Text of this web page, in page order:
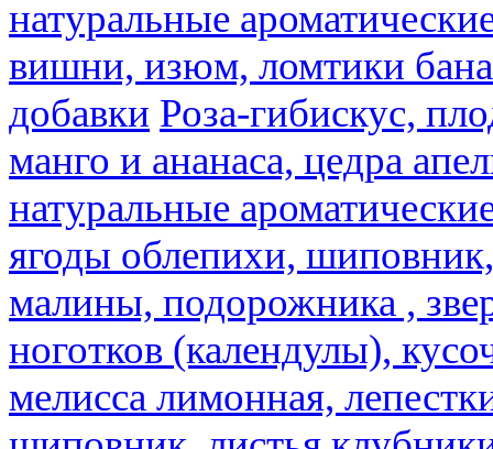
натуральные
вишни, изюм, ломтики
добавки Роза-гибискус,
манго и ананаса, цедра
натуральные
ягоды облепихи,
малины, подорожника ,
ноготков (календулы),
мелисса лимонная,